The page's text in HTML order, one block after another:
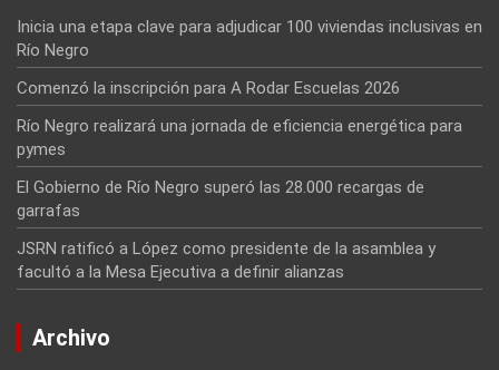
Inicia una etapa clave para adjudicar 100 viviendas inclusivas en
Río Negro
Comenzó la inscripción para A Rodar Escuelas 2026
Río Negro realizará una jornada de eficiencia energética para
pymes
El Gobierno de Río Negro superó las 28.000 recargas de
garrafas
JSRN ratificó a López como presidente de la asamblea y
facultó a la Mesa Ejecutiva a definir alianzas
Archivo